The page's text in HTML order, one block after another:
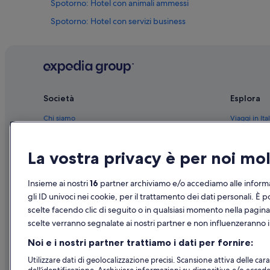
Spotorno: Hotel con animali ammessi
Spotorno: Hotel con servizi business
Stazione di Spotorno: Residence
Stazione di Spotorno: Ville
Spotorno: Resort
Spotorno: Appartamenti
Spotorno: Case rurali
Spotorno: Inn
Spotorno: Cottage
Spotorno: Complessi di appartamenti
Società
Chi siamo
Aggiungi la tua struttura
Novità e comunicati stampa
Pubblicità
Esplora
Viaggi in
Case
Voli
Noleggio
La vostra privacy è per noi
Insieme ai nostri16 partner archiviamo e/o accediamo alle
gli ID univoci nei cookie, per il trattamento dei dati personali. È
scelte facendo clic di seguito o in qualsiasi momento nella
scelte verranno segnalate ai nostri partner e non influenzeranno
Noi e i nostri partner trattiamo i dati per fornire:
Utilizzare dati di geolocalizzazione precisi. Scansione attiva delle